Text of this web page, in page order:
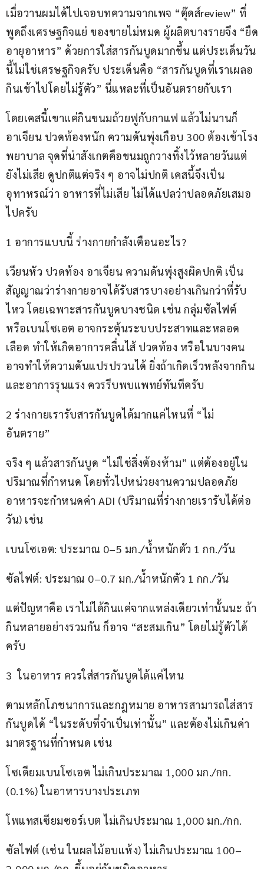
เมื่อวานผมได้ไปเจอบทความจากเพจ “ตุ๊ดส์review” ที่
พูดถึงเศรษฐกิจแย่ ของขายไม่หมด ผู้ผลิตบางรายจึง “ยืด
อายุอาหาร” ด้วยการใส่สารกันบูดมากขึ้น แต่ประเด็นวัน
นี้ไม่ใช่เศรษฐกิจครับ ประเด็นคือ “สารกันบูดที่เราเผลอ
กินเข้าไปโดยไม่รู้ตัว” นี่แหละที่เป็นอันตรายกับเรา
โดยเคสนี้เขาแค่กินขนมถ้วยฟูกับกาแฟ แล้วไม่นานก็
อาเจียน ปวดท้องหนัก ความดันพุ่งเกือบ 300 ต้องเข้าโรง
พยาบาล จุดที่น่าสังเกตคือขนมถูกวางทิ้งไว้หลายวันแต่
ยังไม่เสีย ดูปกติแต่จริง ๆ อาจไม่ปกติ เคสนี้จึงเป็น
อุทาหรณ์ว่า อาหารที่ไม่เสีย ไม่ได้แปลว่าปลอดภัยเสมอ
ไปครับ
1 อาการแบบนี้ ร่างกายกำลังเตือนอะไร?
เวียนหัว ปวดท้อง อาเจียน ความดันพุ่งสูงผิดปกติ เป็น
สัญญาณว่าร่างกายอาจได้รับสารบางอย่างเกินกว่าที่รับ
ไหว โดยเฉพาะสารกันบูดบางชนิด เช่น กลุ่มซัลไฟต์
หรือเบนโซเอต อาจกระตุ้นระบบประสาทและหลอด
เลือด ทำให้เกิดอาการคลื่นไส้ ปวดท้อง หรือในบางคน
อาจทำให้ความดันแปรปรวนได้ ยิ่งถ้าเกิดเร็วหลังจากกิน
และอาการรุนแรง ควรรีบพบแพทย์ทันทีครับ
2 ร่างกายเรารับสารกันบูดได้มากแค่ไหนที่ “ไม่
อันตราย”
จริง ๆ แล้วสารกันบูด “ไม่ใช่สิ่งต้องห้าม” แต่ต้องอยู่ใน
ปริมาณที่กำหนด โดยทั่วไปหน่วยงานความปลอดภัย
อาหารจะกำหนดค่า ADI (ปริมาณที่ร่างกายเรารับได้ต่อ
วัน) เช่น
เบนโซเอต: ประมาณ 0–5 มก./น้ำหนักตัว 1 กก./วัน
ซัลไฟต์: ประมาณ 0–0.7 มก./น้ำหนักตัว 1 กก./วัน
แต่ปัญหาคือ เราไม่ได้กินแค่จากแหล่งเดียวเท่านั้นนะ ถ้า
กินหลายอย่างรวมกัน ก็อาจ “สะสมเกิน” โดยไม่รู้ตัวได้
ครับ
3  ในอาหาร ควรใส่สารกันบูดได้แค่ไหน
ตามหลักโภชนาการและกฎหมาย อาหารสามารถใส่สาร
กันบูดได้ “ในระดับที่จำเป็นเท่านั้น” และต้องไม่เกินค่า
มาตรฐานที่กำหนด เช่น
โซเดียมเบนโซเอต ไม่เกินประมาณ 1,000 มก./กก.
(0.1%) ในอาหารบางประเภท
โพแทสเซียมซอร์เบต ไม่เกินประมาณ 1,000 มก./กก.
ซัลไฟต์ (เช่น ในผลไม้อบแห้ง) ไม่เกินประมาณ 100–